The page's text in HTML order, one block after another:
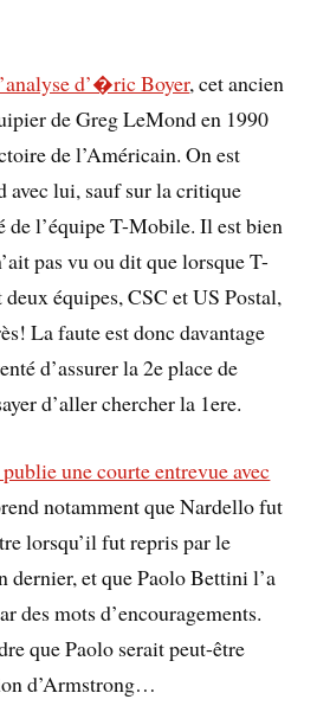
d’�ric Boyer, cet ancien
de Greg LeMond en 1990
de l’Américain. On est
avec lui, sauf sur la critique
de l’équipe T-Mobile. Il est bien
pas vu ou dit que lorsque T-
équipes, CSC et US Postal,
La faute est donc davantage
d’assurer la 2e place de
d’aller chercher la 1ere.
une courte entrevue avec
notamment que Nardello fut
lorsqu’il fut repris par le
dernier, et que Paolo Bettini l’a
des mots d’encouragements.
que Paolo serait peut-être
d’Armstrong…